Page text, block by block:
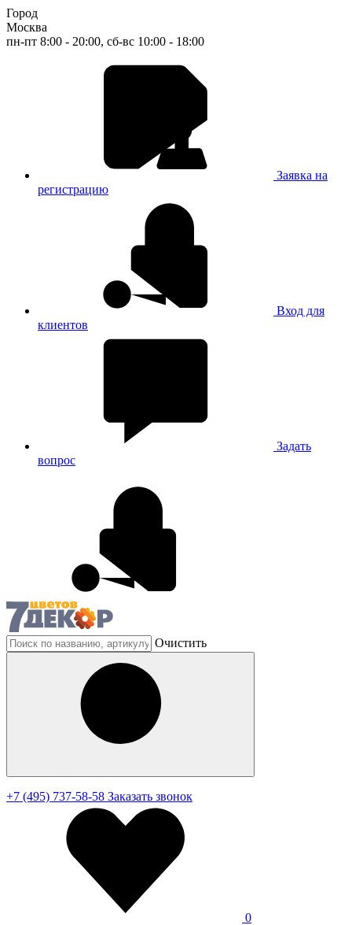
Город
Москва
пн-пт 8:00 - 20:00, сб-вс 10:00 - 18:00
Заявка на
регистрацию
Вход для
клиентов
Задать
вопрос
Очистить
+7 (495) 737-58-58 Заказать звонок
0